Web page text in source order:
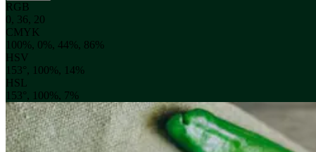
RGB
0, 36, 20
CMYK
100%, 0%, 44%, 86%
HSV
153°, 100%, 14%
HSL
153°, 100%, 7%